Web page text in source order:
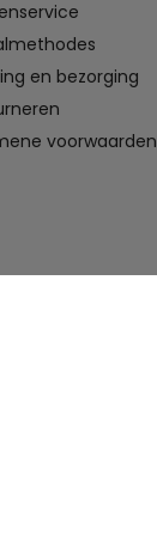
en bezorging
voorwaarden